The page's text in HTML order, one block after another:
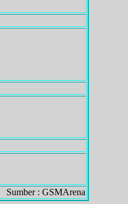
Sumber : GSMArena